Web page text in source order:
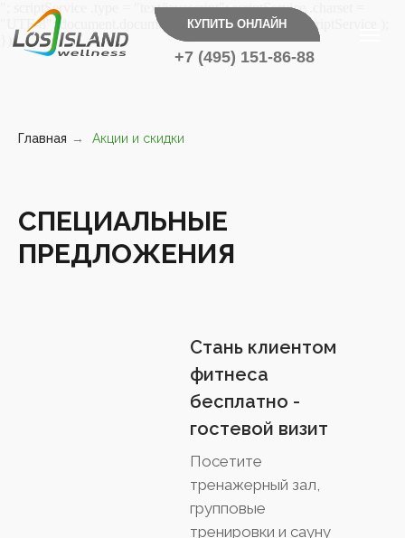
ЗАКАЗАТЬ ЗВОНОК
+7 (495) 151-86-88
КУПИТЬ ОНЛАЙН
"; scriptService .type = "text/javascript"; scriptService .charset =
"UTF-8"; document.documentElement.appendChild(scriptService );
});
Главная → Акции и скидки
СПЕЦИАЛЬНЫЕ
ПРЕДЛОЖЕНИЯ
Стань клиентом
фитнеса
бесплатно -
гостевой визит
Посетите
тренажерный зал,
групповые
тренировки и сауну